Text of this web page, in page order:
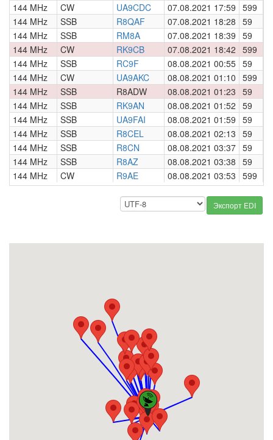
144 MHz
CW UA9CDC 07.08.2021 17:59 599
144 MHz
SSB R8QAF 07.08.2021 18:28 59
144 MHz
SSB RM8A 07.08.2021 18:39 59
144 MHz
CW RK9CB 07.08.2021 18:42 599
144 MHz
SSB RC9F 08.08.2021 00:55 59
144 MHz
CW UA9AKC 08.08.2021 01:10 599
144 MHz
SSB R8ADW 08.08.2021 01:23 59
144 MHz
SSB RK9AN 08.08.2021 01:52 59
144 MHz
SSB UA9FAI 08.08.2021 01:59 59
144 MHz
SSB R8CEL 08.08.2021 02:13 59
144 MHz
SSB R8CN 08.08.2021 03:37 59
144 MHz
SSB R8AZ 08.08.2021 03:38 59
144 MHz
CW R9AE 08.08.2021 03:53 599
Экспорт EDI